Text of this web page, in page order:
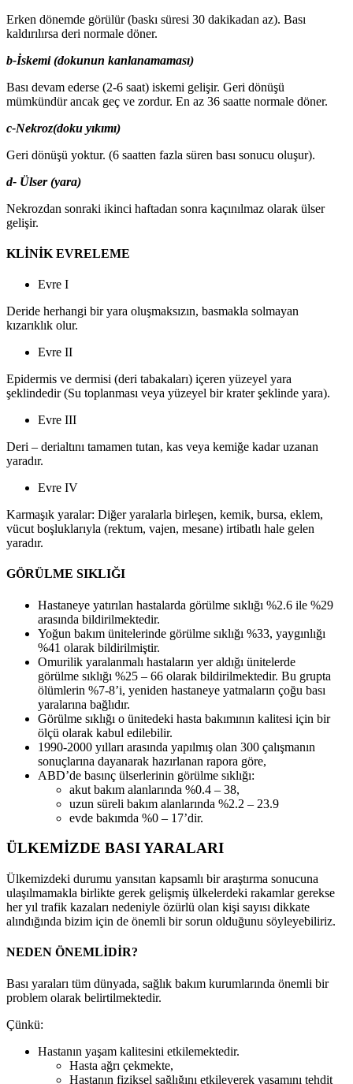
Erken dönemde görülür (baskı süresi 30 dakikadan az). Bası
kaldırılırsa deri normale döner.
b-İskemi (dokunun kanlanamaması)
Bası devam ederse (2-6 saat) iskemi gelişir. Geri dönüşü
mümkündür ancak geç ve zordur. En az 36 saatte normale döner.
c-Nekroz(doku yıkımı)
Geri dönüşü yoktur. (6 saatten fazla süren bası sonucu oluşur).
d- Ülser (yara)
Nekrozdan sonraki ikinci haftadan sonra kaçınılmaz olarak ülser
gelişir.
KLİNİK EVRELEME
Evre I
Deride herhangi bir yara oluşmaksızın, basmakla solmayan
kızarıklık olur.
Evre II
Epidermis ve dermisi (deri tabakaları) içeren yüzeyel yara
şeklindedir (Su toplanması veya yüzeyel bir krater şeklinde yara).
Evre III
Deri – derialtını tamamen tutan, kas veya kemiğe kadar uzanan
yaradır.
Evre IV
Karmaşık yaralar: Diğer yaralarla birleşen, kemik, bursa, eklem,
vücut boşluklarıyla (rektum, vajen, mesane) irtibatlı hale gelen
yaradır.
GÖRÜLME SIKLIĞI
Hastaneye yatırılan hastalarda görülme sıklığı %2.6 ile %29
arasında bildirilmektedir.
Yoğun bakım ünitelerinde görülme sıklığı %33, yaygınlığı
%41 olarak bildirilmiştir.
Omurilik yaralanmalı hastaların yer aldığı ünitelerde
görülme sıklığı %25 – 66 olarak bildirilmektedir. Bu grupta
ölümlerin %7-8’i, yeniden hastaneye yatmaların çoğu bası
yaralarına bağlıdır.
Görülme sıklığı o ünitedeki hasta bakımının kalitesi için bir
ölçü olarak kabul edilebilir.
1990-2000 yılları arasında yapılmış olan 300 çalışmanın
sonuçlarına dayanarak hazırlanan rapora göre,
ABD’de basınç ülserlerinin görülme sıklığı:
akut bakım alanlarında %0.4 – 38,
uzun süreli bakım alanlarında %2.2 – 23.9
evde bakımda %0 – 17’dir.
ÜLKEMİZDE BASI YARALARI
Ülkemizdeki durumu yansıtan kapsamlı bir araştırma sonucuna
ulaşılmamakla birlikte gerek gelişmiş ülkelerdeki rakamlar gerekse
her yıl trafik kazaları nedeniyle özürlü olan kişi sayısı dikkate
alındığında bizim için de önemli bir sorun olduğunu söyleyebiliriz.
NEDEN ÖNEMLİDİR?
Bası yaraları tüm dünyada, sağlık bakım kurumlarında önemli bir
problem olarak belirtilmektedir.
Çünkü:
Hastanın yaşam kalitesini etkilemektedir.
Hasta ağrı çekmekte,
Hastanın fiziksel sağlığını etkileyerek yaşamını tehdit